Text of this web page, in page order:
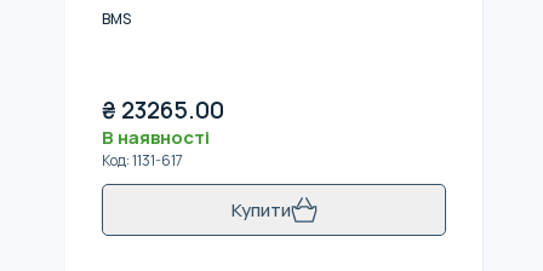
BMS
₴ 23265.00
В наявності
Код:1131-617
Купити